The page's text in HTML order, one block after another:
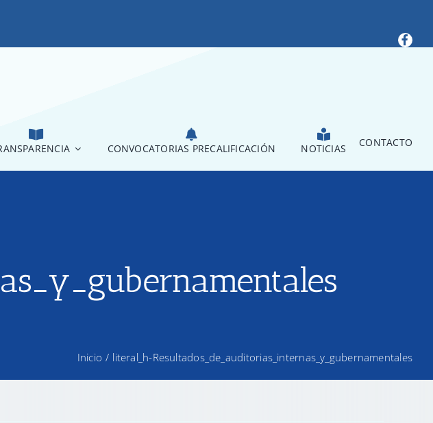
CONVOCATORIAS PRECALIFICACIÓN NOTICIAS CONTACTO
Inicio / literal_h-Resultados_de_auditorias_internas_y_gubernamentales